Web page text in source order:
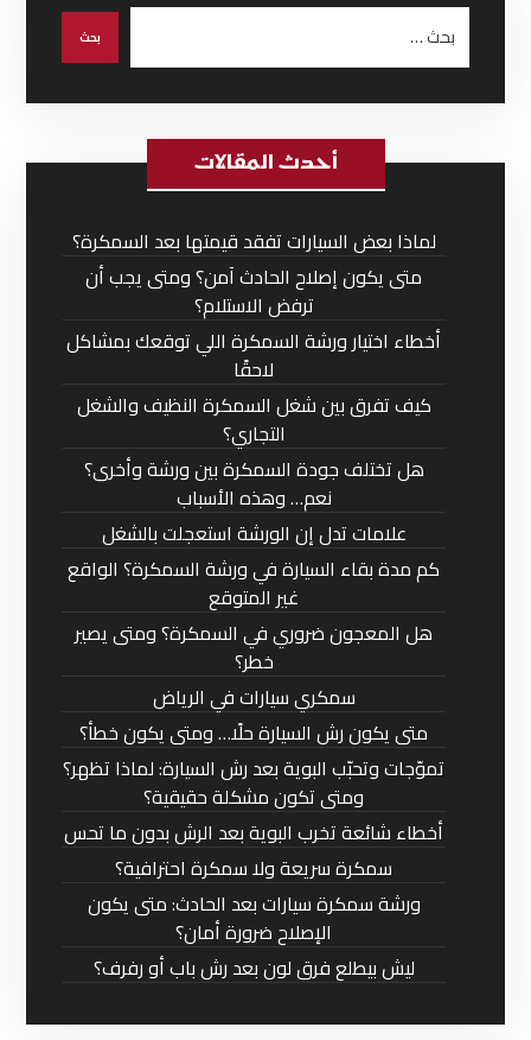
أحدث المقالات
لماذا بعض السيارات تفقد قيمتها بعد السمكرة؟
متى يكون إصلاح الحادث آمن؟ ومتى يجب أن
ترفض الاستلام؟
أخطاء اختيار ورشة السمكرة اللي توقعك بمشاكل
لاحقًا
كيف تفرق بين شغل السمكرة النظيف والشغل
التجاري؟
هل تختلف جودة السمكرة بين ورشة وأخرى؟
نعم… وهذه الأسباب
علامات تدل إن الورشة استعجلت بالشغل
كم مدة بقاء السيارة في ورشة السمكرة؟ الواقع
غير المتوقع
هل المعجون ضروري في السمكرة؟ ومتى يصير
خطر؟
سمكري سيارات في الرياض
متى يكون رش السيارة حلًا… ومتى يكون خطأ؟
تموّجات وتحبّب البوية بعد رش السيارة: لماذا تظهر؟
ومتى تكون مشكلة حقيقية؟
أخطاء شائعة تخرب البوية بعد الرش بدون ما تحس
سمكرة سريعة ولا سمكرة احترافية؟
ورشة سمكرة سيارات بعد الحادث: متى يكون
الإصلاح ضرورة أمان؟
ليش بيطلع فرق لون بعد رش باب أو رفرف؟